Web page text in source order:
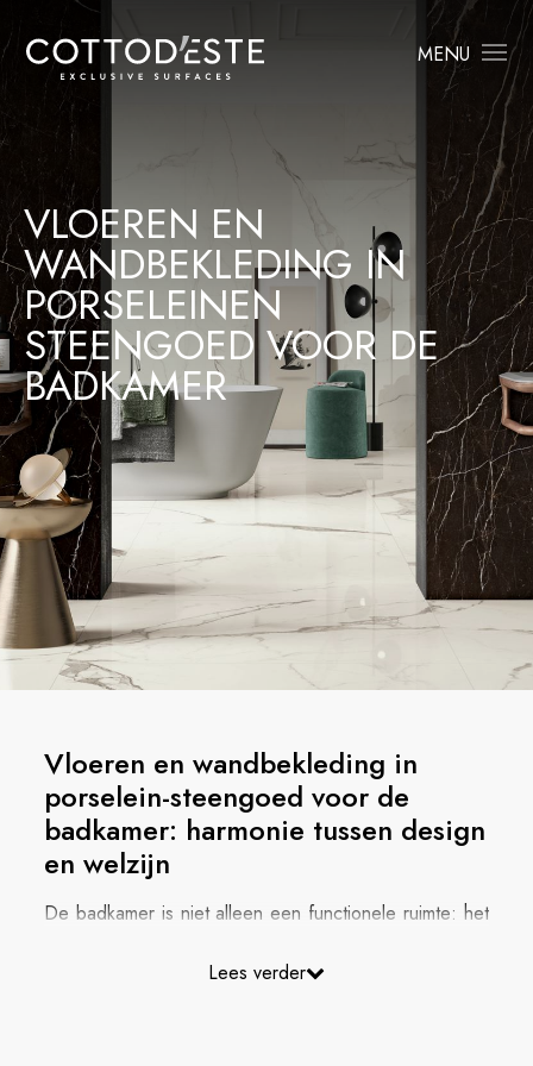
MENU
VLOEREN EN
WANDBEKLEDING IN
PORSELEINEN
STEENGOED VOOR DE
BADKAMER
Vloeren en wandbekleding in
porselein-steengoed voor de
badkamer: harmonie tussen design
en welzijn
De badkamer is niet alleen een functionele ruimte: het
gewijd aan ontspanning, welzijn en zelfzorg, waar je
Lees verder